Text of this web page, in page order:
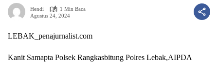
Hendi
1 Min Baca
Agustus 24, 2024
LEBAK_penajurnalist.com
Kanit Samapta Polsek Rangkasbitung Polres Lebak,AIPDA